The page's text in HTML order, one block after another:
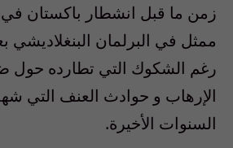
ممثل في البرلمان البنغلاديشي
رغم الشكوك التي تطارده حول
الإرهاب و حوادث العنف التي
السنوات الأخيرة.